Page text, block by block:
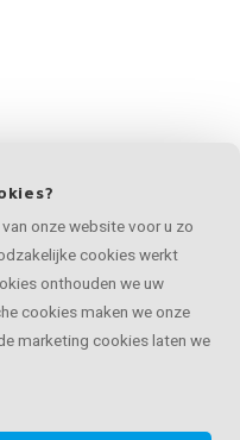
onze website voor u zo
cookies werkt
onthouden we uw
cookies maken we onze
marketing cookies laten we